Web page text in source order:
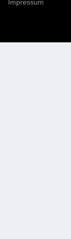
Impressum